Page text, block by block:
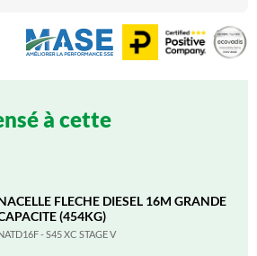
à cette
FLECHE DIESEL 16M GRANDE
(454KG)
- S45 XC STAGE V